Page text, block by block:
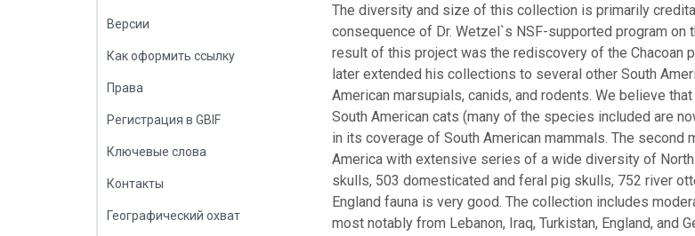
Версии
Как оформить ссылку
Права
Регистрация в GBIF
Ключевые слова
Контакты
Географический охват
The diversity and size of this collection is primarily
consequence of Dr. Wetzel`s NSF-supported program on
result of this project was the rediscovery of the Chacoan
later extended his collections to several other South
American marsupials, canids, and rodents. We believe
South American cats (many of the species included are
in its coverage of South American mammals. The
America with extensive series of a wide diversity of
skulls, 503 domesticated and feral pig skulls, 752 river
England fauna is very good. The collection includes
most notably from Lebanon, Iraq, Turkistan, England,